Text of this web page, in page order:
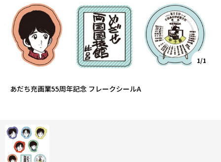
あだち充画業55周年記念 フレークシールA
1/1